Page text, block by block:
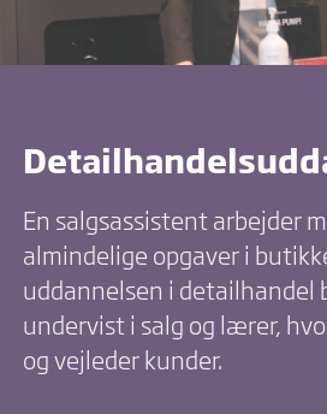
En salgsassistent arbejder
almindelige opgaver i
uddannelsen i detailhandel
undervist i salg og lærer,
og vejleder kunder.